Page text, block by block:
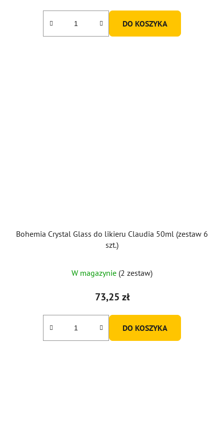
DO KOSZYKA
Bohemia Crystal Glass do likieru Claudia 50ml (zestaw 6
szt.)
W magazynie (2 zestaw)
73,25 zł
DO KOSZYKA